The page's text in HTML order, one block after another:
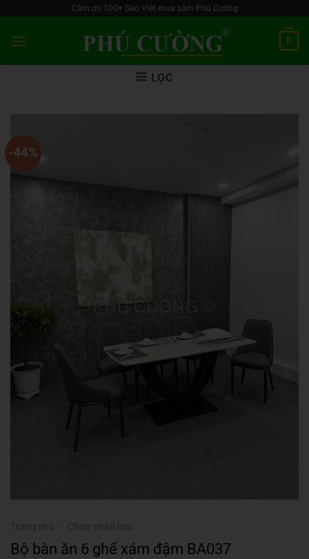
content
Cảm ơn 100+ Sao Việt mua sắm Phú Cường
0
LỌC
-44%
Bộ bàn ăn 6 ghế xám đậm BA037